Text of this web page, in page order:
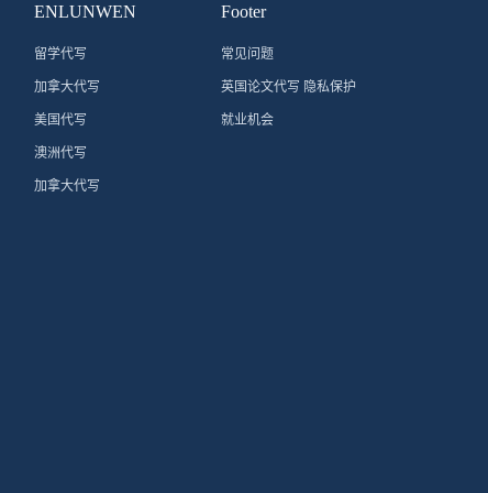
ENLUNWEN
留学代写
加拿大代写
美国代写
澳洲代写
加拿大代写
Footer
常见问题
英国论文代写 隐私保护
就业机会